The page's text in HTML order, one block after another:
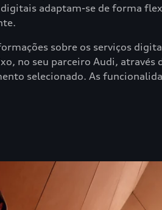
adaptam-se de forma
sobre os serviços
no seu parceiro Audi,
selecionado. As